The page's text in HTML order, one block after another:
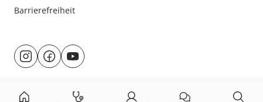
Barrierefreiheit
Besuche
uns@rund.ums.baby
facebook.com/rundumsbaby.de
youtube.com/@rundumsbaby_